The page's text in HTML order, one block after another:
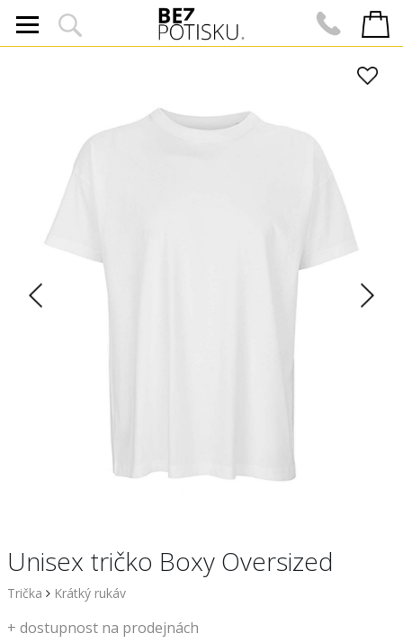
Unisex tričko Boxy Oversized
Trička Krátký rukáv
+ dostupnost na prodejnách